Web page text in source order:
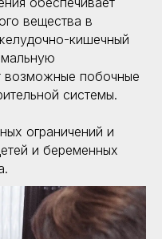
вещества в
кишечный
возможные побочные
системы.
ограничений и
и беременных